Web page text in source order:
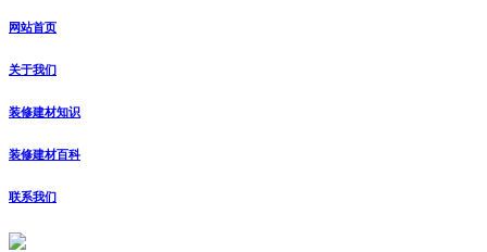
网站首页
关于我们
装修建材知识
装修建材百科
联系我们